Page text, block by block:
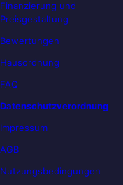
Finanzierung und
Preisgestaltung
Bewertungen
Hausordnung
FAQ
Datenschutzverordnung
Impressum
AGB
Nutzungsbedingungen